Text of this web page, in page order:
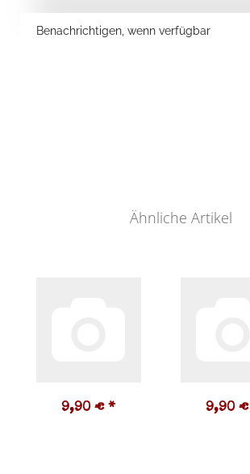
Benachrichtigen, wenn verfügbar
Ähnliche Artikel
9,90 € * 9,90 €